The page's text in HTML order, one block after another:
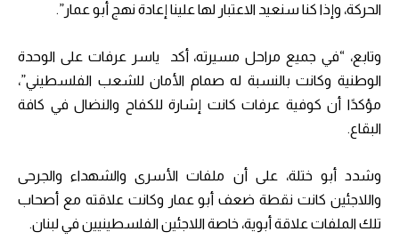
الحركة، وإذا كنا سنعيد الاعتبار لها علينا إعادة نهج أبو عمار”.
وتابع، “في جميع مراحل مسيرته، أكد ياسر عرفات على الوحدة
الوطنية وكانت بالنسبة له صمام الأمان للشعب الفلسطيني”،
مؤكدًا أن كوفية عرفات كانت إشارة للكفاح والنضال في كافة
البقاع.
وشدد أبو ختلة، على أن ملفات الأسرى والشهداء والجرحى
واللاجئين كانت نقطة ضعف أبو عمار وكانت علاقته مع أصحاب
تلك الملفات علاقة أبوية، خاصة اللاجئين الفلسطينيين في لبنان.